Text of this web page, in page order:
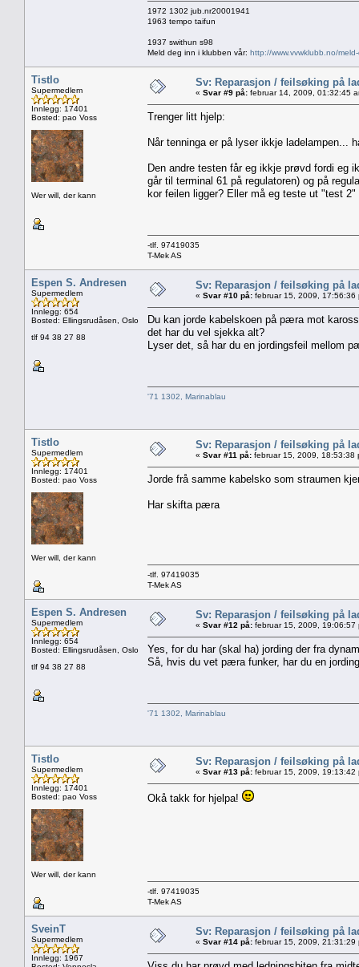
1972 1302 jub.nr20001941
1963 tempo taifun
1937 swithun s98
Meld deg inn i klubben vår: http://www.vvwklubb.no/
Tistlo
Supermedlem
Innlegg: 17401
Bosted: pao Voss
Wer will, der kann
Sv: Reparasjon / feilsøking på
« Svar #9 på: februar 14, 2009, 01:32:45
Trenger litt hjelp:
Når tenninga er på lyser ikkje ladelampen...
Den andre testen får eg ikkje prøvd fordi eg
går til terminal 61 på regulatoren) og på
kor feilen ligger? Eller må eg teste ut "test 2"
-tlf. 97419035
T-Mek AS
Espen S. Andresen
Supermedlem
Innlegg: 654
Bosted: Ellingsrudåsen, Oslo
tlf 94 38 27 88
Sv: Reparasjon / feilsøking på
« Svar #10 på: februar 15, 2009, 17:56:36
Du kan jorde kabelskoen på pæra mot
det har du vel sjekka alt?
Lyser det, så har du en jordingsfeil mellom
'71 1302, Marinablau
Tistlo
Supermedlem
Innlegg: 17401
Bosted: pao Voss
Wer will, der kann
Sv: Reparasjon / feilsøking på
« Svar #11 på: februar 15, 2009, 18:53:38
Jorde frå samme kabelsko som straumen
Har skifta pæra
-tlf. 97419035
T-Mek AS
Espen S. Andresen
Supermedlem
Innlegg: 654
Bosted: Ellingsrudåsen, Oslo
tlf 94 38 27 88
Sv: Reparasjon / feilsøking på
« Svar #12 på: februar 15, 2009, 19:06:57
Yes, for du har (skal ha) jording der fra
Så, hvis du vet pæra funker, har du en
'71 1302, Marinablau
Tistlo
Supermedlem
Innlegg: 17401
Bosted: pao Voss
Wer will, der kann
Sv: Reparasjon / feilsøking på
« Svar #13 på: februar 15, 2009, 19:13:42
Okå takk for hjelpa!
-tlf. 97419035
T-Mek AS
SveinT
Supermedlem
Innlegg: 1967
Sv: Reparasjon / feilsøking på
« Svar #14 på: februar 15, 2009, 21:31:29